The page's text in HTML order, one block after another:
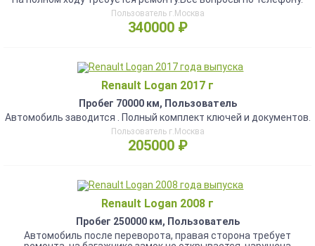
Пользователь г.Москва
340000 ₽
Renault Logan 2017 г
Пробег 70000 км, Пользователь
Автомобиль заводится . Полный комплект ключей и документов.
Пользователь г.Москва
205000 ₽
Renault Logan 2008 г
Пробег 250000 км, Пользователь
Автомобиль после переворота, правая сторона требует